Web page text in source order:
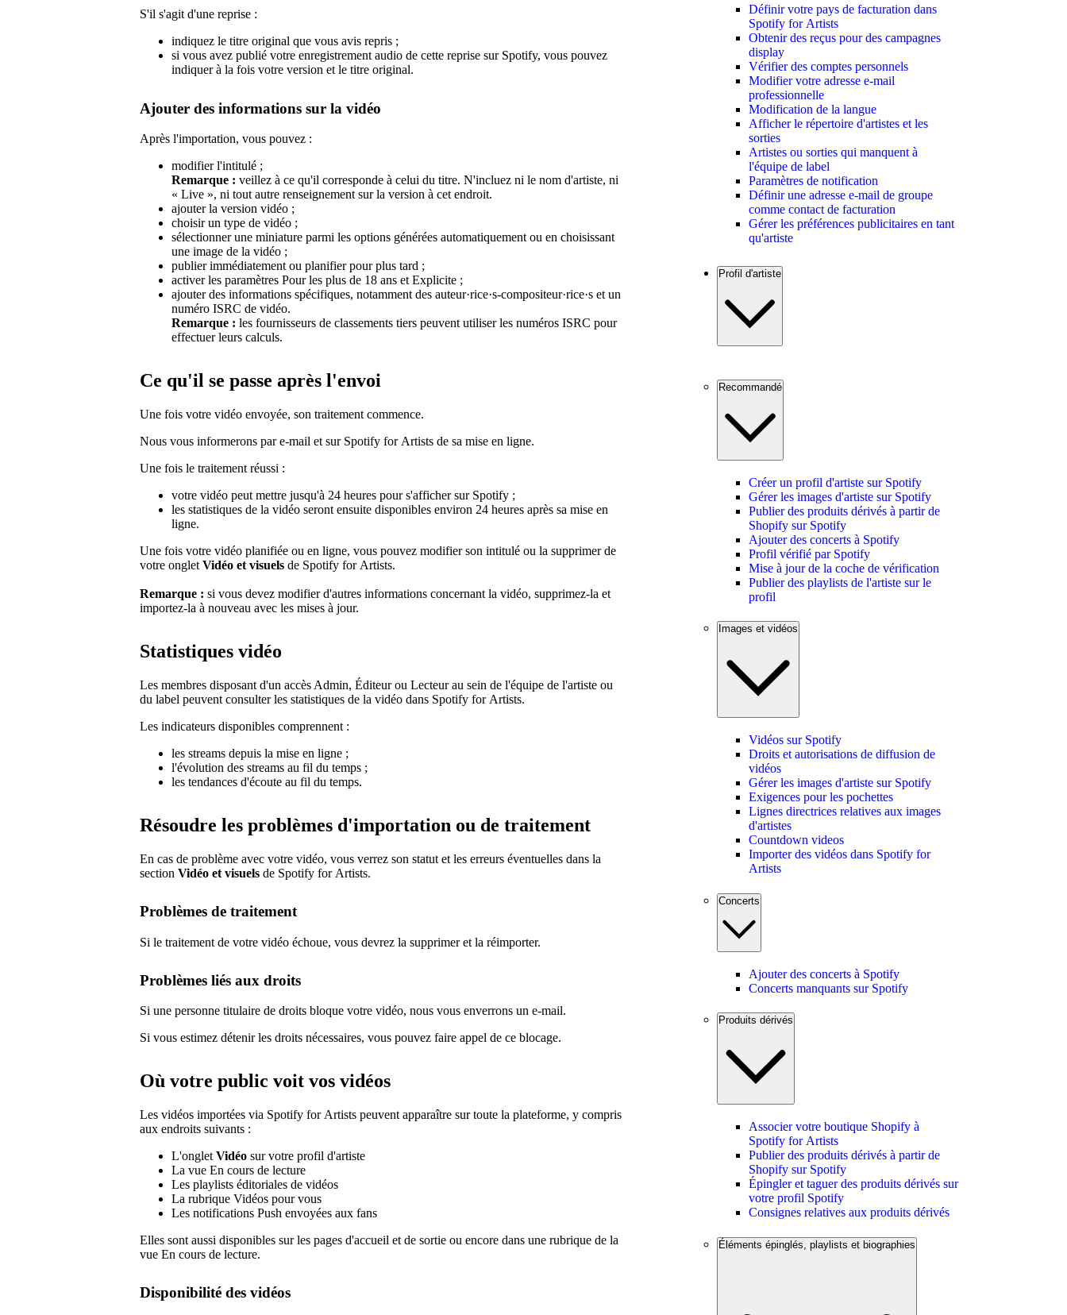
S'il s'agit d'une reprise :
indiquez le titre original que vous avis repris ;
si vous avez publié votre enregistrement audio de cette reprise sur Spotify, vous pouvez
indiquer à la fois votre version et le titre original.
Ajouter des informations sur la vidéo
Après l'importation, vous pouvez :
modifier l'intitulé ;
Remarque : veillez à ce qu'il corresponde à celui du titre. N'incluez ni le nom d'artiste, ni
« Live », ni tout autre renseignement sur la version à cet endroit.
ajouter la version vidéo ;
choisir un type de vidéo ;
sélectionner une miniature parmi les options générées automatiquement ou en choisissant
une image de la vidéo ;
publier immédiatement ou planifier pour plus tard ;
activer les paramètres Pour les plus de 18 ans et Explicite ;
ajouter des informations spécifiques, notamment des auteur·rice·s-compositeur·rice·s et un
numéro ISRC de vidéo.
Remarque : les fournisseurs de classements tiers peuvent utiliser les numéros ISRC pour
effectuer leurs calculs.
Ce qu'il se passe après l'envoi
Une fois votre vidéo envoyée, son traitement commence.
Nous vous informerons par e-mail et sur Spotify for Artists de sa mise en ligne.
Une fois le traitement réussi :
votre vidéo peut mettre jusqu'à 24 heures pour s'afficher sur Spotify ;
les statistiques de la vidéo seront ensuite disponibles environ 24 heures après sa mise en
ligne.
Une fois votre vidéo planifiée ou en ligne, vous pouvez modifier son intitulé ou la supprimer de
votre onglet Vidéo et visuels de Spotify for Artists.
Remarque : si vous devez modifier d'autres informations concernant la vidéo, supprimez-la et
importez-la à nouveau avec les mises à jour.
Statistiques vidéo
Les membres disposant d'un accès Admin, Éditeur ou Lecteur au sein de l'équipe de l'artiste ou
du label peuvent consulter les statistiques de la vidéo dans Spotify for Artists.
Les indicateurs disponibles comprennent :
les streams depuis la mise en ligne ;
l'évolution des streams au fil du temps ;
les tendances d'écoute au fil du temps.
Résoudre les problèmes d'importation ou de traitement
En cas de problème avec votre vidéo, vous verrez son statut et les erreurs éventuelles dans la
section Vidéo et visuels de Spotify for Artists.
Problèmes de traitement
Si le traitement de votre vidéo échoue, vous devrez la supprimer et la réimporter.
Problèmes liés aux droits
Si une personne titulaire de droits bloque votre vidéo, nous vous enverrons un e-mail.
Si vous estimez détenir les droits nécessaires, vous pouvez faire appel de ce blocage.
Où votre public voit vos vidéos
Les vidéos importées via Spotify for Artists peuvent apparaître sur toute la plateforme, y compris
aux endroits suivants :
L'onglet Vidéo sur votre profil d'artiste
La vue En cours de lecture
Les playlists éditoriales de vidéos
La rubrique Vidéos pour vous
Les notifications Push envoyées aux fans
Elles sont aussi disponibles sur les pages d'accueil et de sortie ou encore dans une rubrique de la
vue En cours de lecture.
Disponibilité des vidéos
Définir votre pays de facturation dans
Spotify for Artists
Obtenir des reçus pour des campagnes
display
Vérifier des comptes personnels
Modifier votre adresse e-mail
professionnelle
Modification de la langue
Afficher le répertoire d'artistes et les
sorties
Artistes ou sorties qui manquent à
l'équipe de label
Paramètres de notification
Définir une adresse e-mail de groupe
comme contact de facturation
Gérer les préférences publicitaires en tant
qu'artiste
Profil d'artiste
Recommandé
Créer un profil d'artiste sur Spotify
Gérer les images d'artiste sur Spotify
Publier des produits dérivés à partir de
Shopify sur Spotify
Ajouter des concerts à Spotify
Profil vérifié par Spotify
Mise à jour de la coche de vérification
Publier des playlists de l'artiste sur le
profil
Images et vidéos
Vidéos sur Spotify
Droits et autorisations de diffusion de
vidéos
Gérer les images d'artiste sur Spotify
Exigences pour les pochettes
Lignes directrices relatives aux images
d'artistes
Countdown videos
Importer des vidéos dans Spotify for
Artists
Concerts
Ajouter des concerts à Spotify
Concerts manquants sur Spotify
Produits dérivés
Associer votre boutique Shopify à
Spotify for Artists
Publier des produits dérivés à partir de
Shopify sur Spotify
Épingler et taguer des produits dérivés sur
votre profil Spotify
Consignes relatives aux produits dérivés
Éléments épinglés, playlists et biographies